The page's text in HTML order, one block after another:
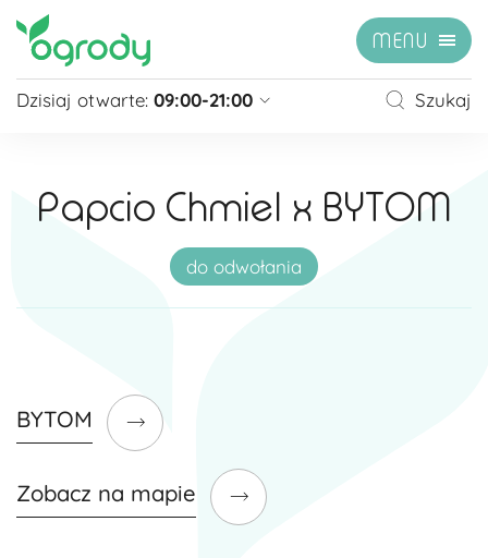
MENU
Dzisiaj otwarte: 09:00-21:00
Niedziela
zamknięte
Niedziela handlowa
10:00 - 20:00
zobacz więcej »
Szukaj
Papcio Chmiel x BYTOM
do odwołania
BYTOM
Zobacz na mapie